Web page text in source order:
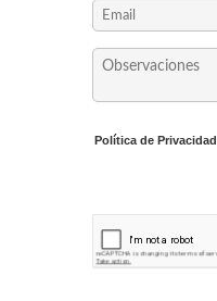
Política de Privacidad